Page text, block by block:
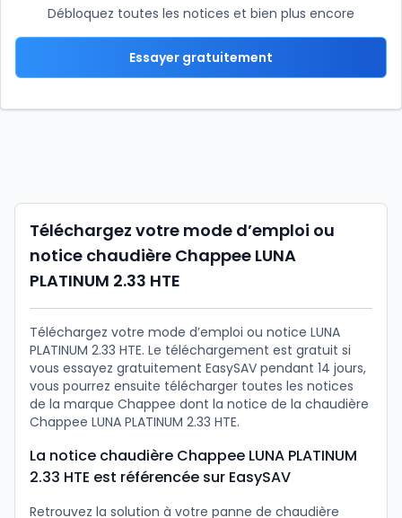
Débloquez toutes les notices et bien plus encore
Essayer gratuitement
Téléchargez votre mode d’emploi ou
notice chaudière Chappee LUNA
PLATINUM 2.33 HTE
Téléchargez votre mode d’emploi ou notice LUNA
PLATINUM 2.33 HTE. Le téléchargement est gratuit si
vous essayez gratuitement EasySAV pendant 14 jours,
vous pourrez ensuite télécharger toutes les notices
de la marque Chappee dont la notice de la chaudière
Chappee LUNA PLATINUM 2.33 HTE.
La notice chaudière Chappee LUNA PLATINUM
2.33 HTE est référencée sur EasySAV
Retrouvez la solution à votre panne de chaudière